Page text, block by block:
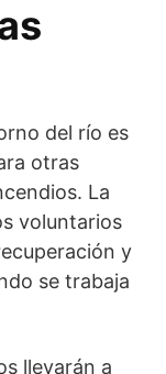
del río es
otras
La
voluntarios
y
se trabaja
llevarán a